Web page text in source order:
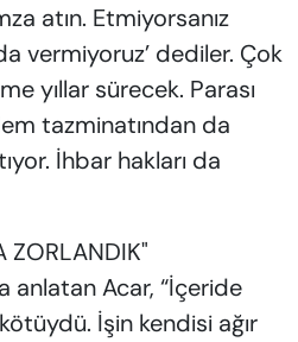
atın. Etmiyorsanız
vermiyoruz’ dediler. Çok
yıllar sürecek. Parası
tazminatından da
İhbar hakları da
ZORLANDIK"
anlatan Acar, “İçeride
İşin kendisi ağır